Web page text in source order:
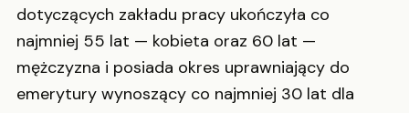
dotyczących zakładu pracy ukończyła co
najmniej 55 lat — kobieta oraz 60 lat —
mężczyzna i posiada okres uprawniający do
emerytury wynoszący co najmniej 30 lat dla